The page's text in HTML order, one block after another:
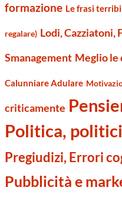
formazione Le frasi
regalare) Lodi, Cazziatoni,
Smanagement Meglio le
Calunniare Adulare
criticamente
Politica,
Pregiudizi, Errori
Pubblicità e